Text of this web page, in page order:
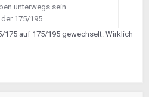
unterwegs sein.
175/195
175 auf 175/195 gewechselt. Wirklich